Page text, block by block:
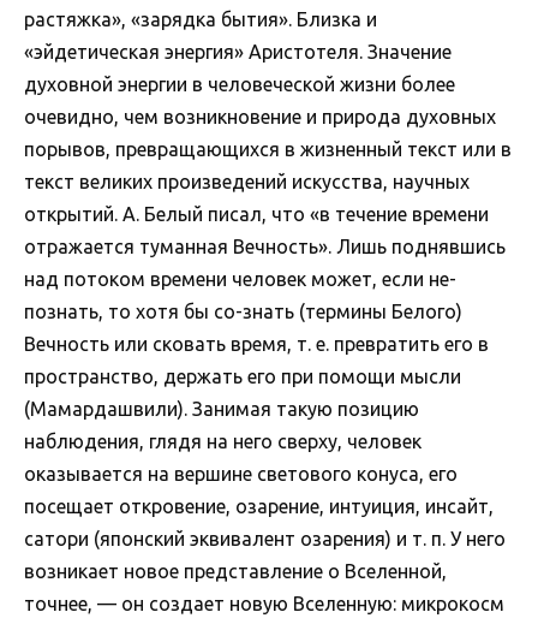
растяжка», «зарядка бытия». Близка и
«эйдетическая энергия» Аристотеля. Значение
духовной энергии в человеческой жизни более
очевидно, чем возникновение и природа духовных
порывов, превращающихся в жизненный текст или в
текст великих произведений искусства, научных
открытий. А. Белый писал, что «в течение времени
отражается туманная Вечность». Лишь поднявшись
над потоком времени человек может, если не-
познать, то хотя бы со-знать (термины Белого)
Вечность или сковать время, т. е. превратить его в
пространство, держать его при помощи мысли
(Мамардашвили). Занимая такую позицию
наблюдения, глядя на него сверху, человек
оказывается на вершине светового конуса, его
посещает откровение, озарение, интуиция, инсайт,
сатори (японский эквивалент озарения) и т. п. У него
возникает новое представление о Вселенной,
точнее, — он создает новую Вселенную: микрокосм